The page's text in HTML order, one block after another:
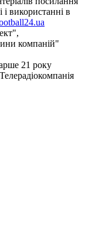
використанні в
компаній"
21 року